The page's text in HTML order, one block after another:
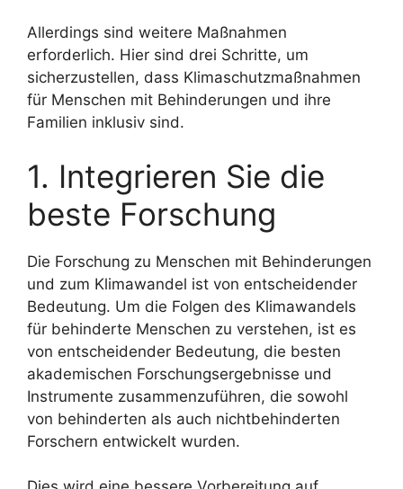
Allerdings sind weitere Maßnahmen
erforderlich. Hier sind drei Schritte, um
sicherzustellen, dass Klimaschutzmaßnahmen
für Menschen mit Behinderungen und ihre
Familien inklusiv sind.
1. Integrieren Sie die
beste Forschung
Die Forschung zu Menschen mit Behinderungen
und zum Klimawandel ist von entscheidender
Bedeutung. Um die Folgen des Klimawandels
für behinderte Menschen zu verstehen, ist es
von entscheidender Bedeutung, die besten
akademischen Forschungsergebnisse und
Instrumente zusammenzuführen, die sowohl
von behinderten als auch nichtbehinderten
Forschern entwickelt wurden.